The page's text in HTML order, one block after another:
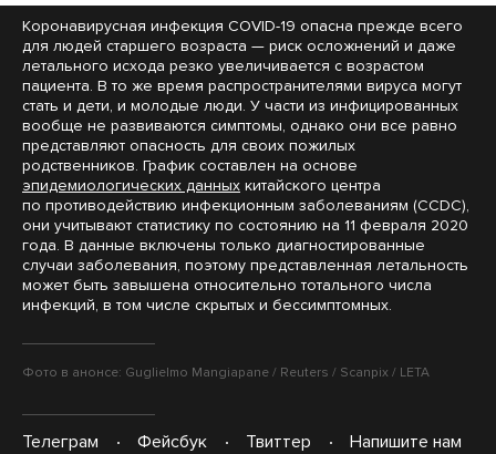
Коронавирусная инфекция COVID-19 опасна прежде всего
для людей старшего возраста — риск осложнений и даже
летального исхода резко увеличивается с возрастом
пациента. В то же время распространителями вируса могут
стать и дети, и молодые люди. У части из инфицированных
вообще не развиваются симптомы, однако они все равно
представляют опасность для своих пожилых
родственников. График составлен на основе
эпидемиологических данных китайского центра
по противодействию инфекционным заболеваниям (CCDC),
они учитывают статистику по состоянию на 11 февраля 2020
года. В данные включены только диагностированные
случаи заболевания, поэтому представленная летальность
может быть завышена относительно тотального числа
инфекций, в том числе скрытых и бессимптомных.
Фото в анонсе: Guglielmo Mangiapane / Reuters / Scanpix / LETA
Телеграм Фейсбук Твиттер Напишите нам